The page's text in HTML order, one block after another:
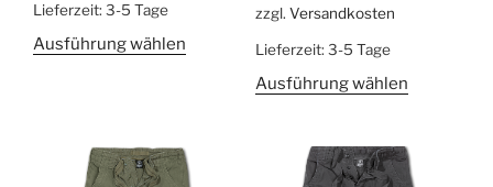
Lieferzeit: 3-5 Tage
Ausführung wählen
zzgl. Versandkosten
Lieferzeit: 3-5 Tage
Ausführung wählen